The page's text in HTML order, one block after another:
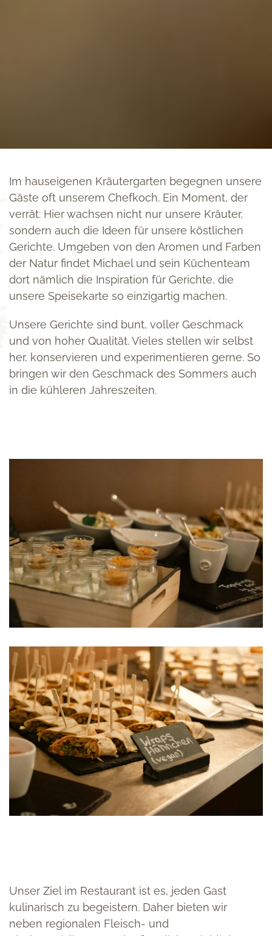
Im hauseigenen Kräutergarten begegnen unsere
Gäste oft unserem Chefkoch. Ein Moment, der
verrät: Hier wachsen nicht nur unsere Kräuter,
sondern auch die Ideen für unsere köstlichen
Gerichte. Umgeben von den Aromen und Farben
der Natur findet Michael und sein Küchenteam
dort nämlich die Inspiration für Gerichte, die
unsere Speisekarte so einzigartig machen.
Unsere Gerichte sind bunt, voller Geschmack
und von hoher Qualität. Vieles stellen wir selbst
her, konservieren und experimentieren gerne. So
bringen wir den Geschmack des Sommers auch
in die kühleren Jahreszeiten.
Unser Ziel im Restaurant ist es, jeden Gast
kulinarisch zu begeistern. Daher bieten wir
neben regionalen Fleisch- und